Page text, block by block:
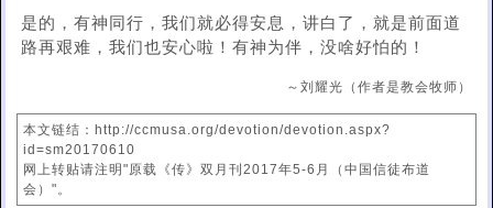
是的，有神同行，我们就必得安息，讲白了，就是前面道
路再艰难，我们也安心啦！有神为伴，没啥好怕的！
～刘耀光（作者是教会牧师）
本文链结：http://ccmusa.org/devotion/devotion.aspx?
id=sm20170610
网上转贴请注明"原载《传》双月刊2017年5-6月（中国信徒布道
会）"。